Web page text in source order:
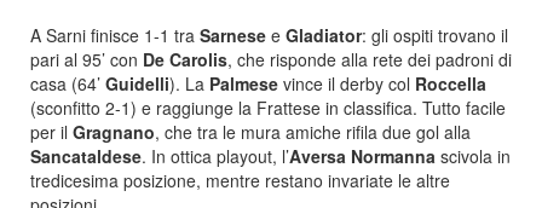
A Sarni finisce 1-1 tra Sarnese e Gladiator: gli ospiti trovano il
pari al 95’ con De Carolis, che risponde alla rete dei padroni di
casa (64’ Guidelli). La Palmese vince il derby col Roccella
(sconfitto 2-1) e raggiunge la Frattese in classifica. Tutto facile
per il Gragnano, che tra le mura amiche rifila due gol alla
Sancataldese. In ottica playout, l’Aversa Normanna scivola in
tredicesima posizione, mentre restano invariate le altre